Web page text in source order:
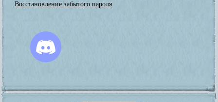
Восстановление забытого пароля